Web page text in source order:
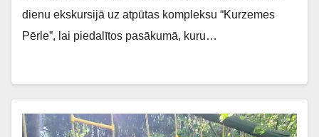
dienu ekskursijā uz atpūtas kompleksu “Kurzemes
Pērle”, lai piedalītos pasākumā, kuru…